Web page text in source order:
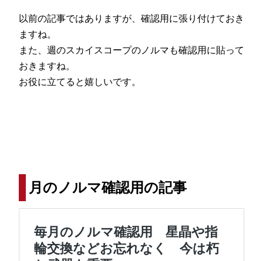
以前の記事ではありますが、確認用に張り付けておき
ますね。
また、週のスカイスコープのノルマも確認用に貼って
おきますね。
お役に立てると嬉しいです。
月のノルマ確認用の記事